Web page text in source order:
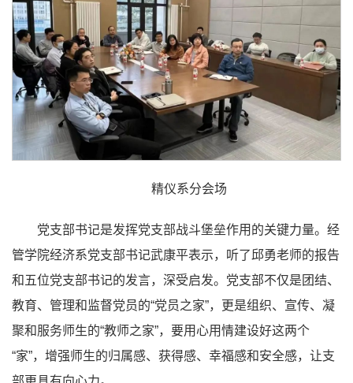
精仪系分会场
党支部书记是发挥党支部战斗堡垒作用的关键力量。经
管学院经济系党支部书记武康平表示，听了邱勇老师的报告
和五位党支部书记的发言，深受启发。党支部不仅是团结、
教育、管理和监督党员的“党员之家”，更是组织、宣传、凝
聚和服务师生的“教师之家”，要用心用情建设好这两个
“家”，增强师生的归属感、获得感、幸福感和安全感，让支